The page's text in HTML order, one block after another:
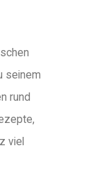
seinem
rund
viel